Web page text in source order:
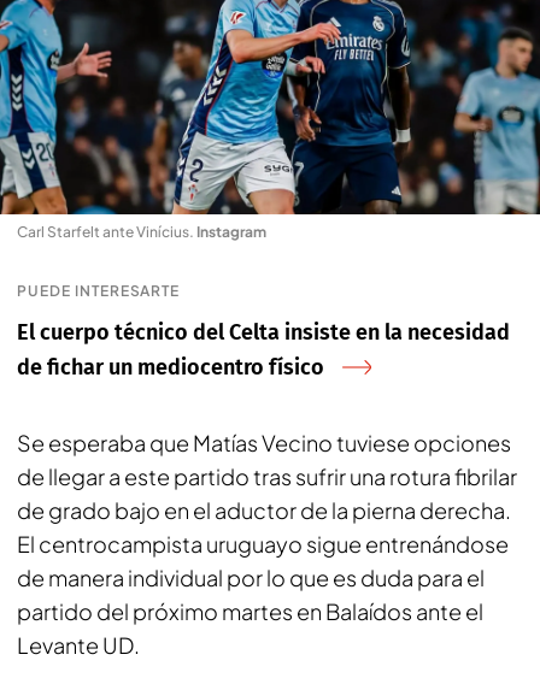
Carl Starfelt ante Vinícius. Instagram
PUEDE INTERESARTE
El cuerpo técnico del Celta insiste en la necesidad
de fichar un mediocentro físico
Se esperaba que Matías Vecino tuviese opciones
de llegar a este partido tras sufrir una rotura fibrilar
de grado bajo en el aductor de la pierna derecha.
El centrocampista uruguayo sigue entrenándose
de manera individual por lo que es duda para el
partido del próximo martes en Balaídos ante el
Levante UD.